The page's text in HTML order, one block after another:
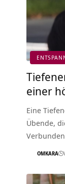
einer
Eine
Übende,
OMKARA